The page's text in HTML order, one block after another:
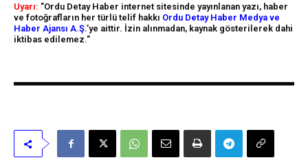
Uyarı: "Ordu Detay Haber internet sitesinde yayınlanan yazı, haber
ve fotoğrafların her türlü telif hakkı Ordu Detay Haber Medya ve
Haber Ajansı A.Ş.’ye aittir. İzin alınmadan, kaynak gösterilerek dahi
iktibas edilemez."